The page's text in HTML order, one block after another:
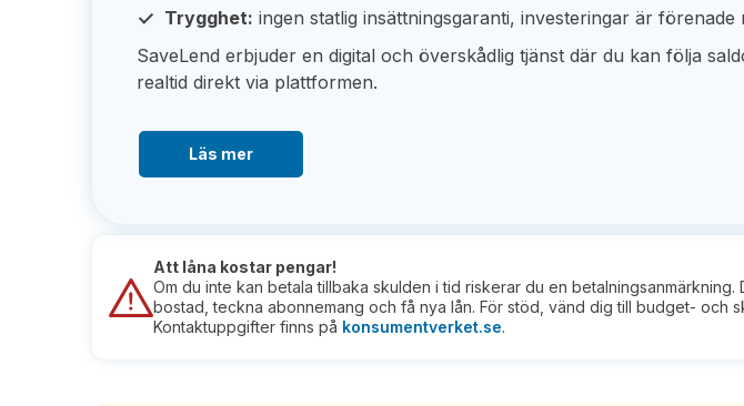
Trygghet: ingen statlig insättningsgaranti, investeringar är förenade
SaveLend erbjuder en digital och överskådlig tjänst där du kan följa
realtid direkt via plattformen.
Läs mer
Att låna kostar pengar!
Om du inte kan betala tillbaka skulden i tid riskerar du en
bostad, teckna abonnemang och få nya lån. För stöd, vänd dig till budget- och
Kontaktuppgifter finns på konsumentverket.se.